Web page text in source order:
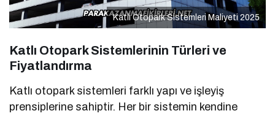
Katlı Otopark Sistemleri Maliyeti 2025
Katlı Otopark Sistemlerinin Türleri ve
Fiyatlandırma
Katlı otopark sistemleri farklı yapı ve işleyiş
prensiplerine sahiptir. Her bir sistemin kendine